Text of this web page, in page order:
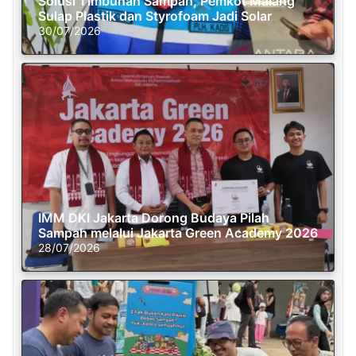
Sulap Plastik dan Styrofoam Jadi Solar
30/07/2026
IMM DKI Jakarta Dorong Budaya Pilah
Sampah melalui Jakarta Green Academy 2026
28/07/2026